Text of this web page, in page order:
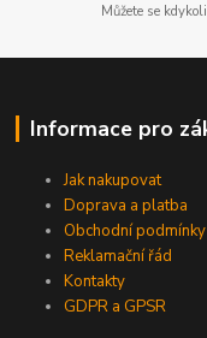
Můžete se
Informace pro
Jak nakupovat
Doprava a platba
Obchodní podmínky
Reklamační řád
Kontakty
GDPR a GPSR